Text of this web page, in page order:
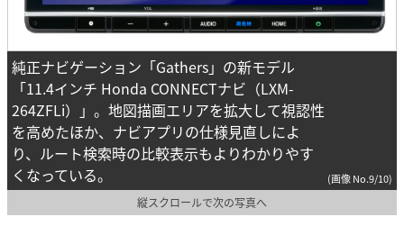
純正ナビゲーション「Gathers」の新モデル
「11.4インチ Honda CONNECTナビ（LXM-
264ZFLi）」。地図描画エリアを拡大して視認性
を高めたほか、ナビアプリの仕様見直しによ
り、ルート検索時の比較表示もよりわかりやす
くなっている。
(画像 No.9/10)
縦スクロールで次の写真へ